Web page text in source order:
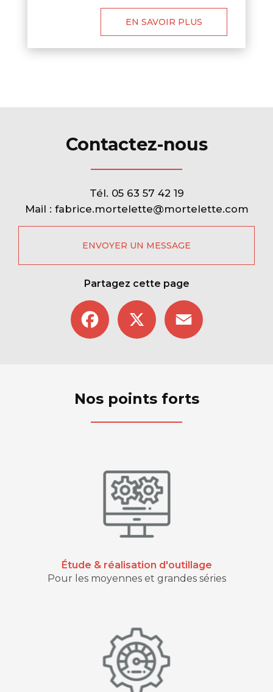
EN SAVOIR PLUS
Contactez-nous
Tél. 05 63 57 42 19
Mail : fabrice.mortelette@mortelette.com
ENVOYER UN MESSAGE
Partagez cette page
Facebook
Nos points forts
Étude & réalisation d'outillage
Pour les moyennes et grandes séries